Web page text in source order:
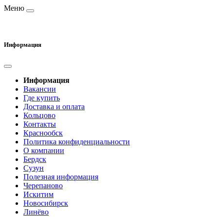
Меню
Информация
Информация
Вакансии
Где купить
Доставка и оплата
Кольцово
Контакты
Краснообск
Политика конфиденциальности
О компании
Бердск
Сузун
Полезная информация
Черепаново
Искитим
Новосибирск
Линёво